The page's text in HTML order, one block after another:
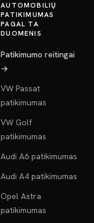
AUTOMOBILIŲ
PATIKIMUMAS
PAGAL TA
DUOMENIS
Patikimumo reitingai
→
VW Passat
patikimumas
VW Golf
patikimumas
Audi A6 patikimumas
Audi A4 patikimumas
Opel Astra
patikimumas